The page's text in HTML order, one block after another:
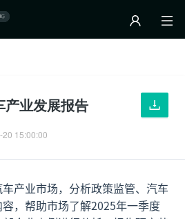
产业发展报告
15:00:00
产业市场，分析政策监管、汽车
，帮助市场了解2025年一季度